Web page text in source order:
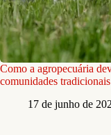
Como a agropecuária
comunidades
17 de junho de